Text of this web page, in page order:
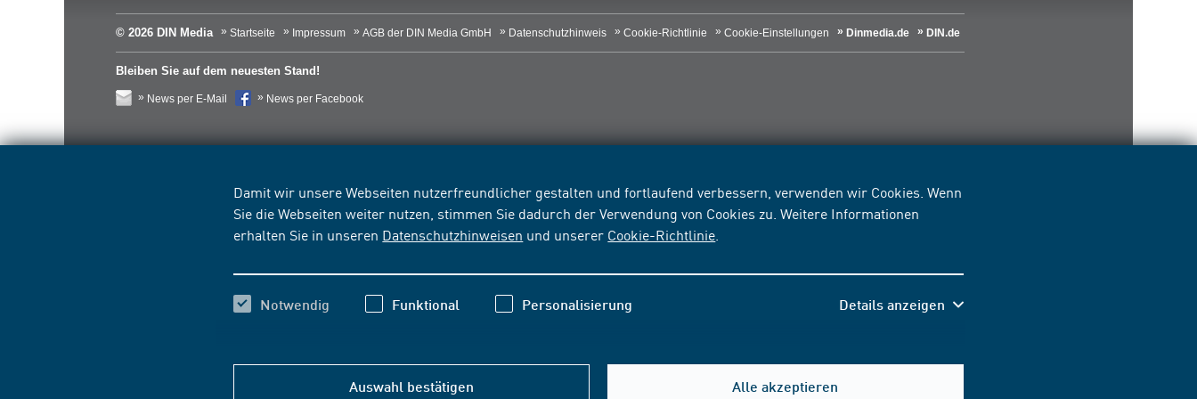
Damit wir unsere Webseiten nutzerfreundlicher gestalten und fortlaufend verbessern, verwenden wir Cookies. Wenn
Sie die Webseiten weiter nutzen, stimmen Sie dadurch der Verwendung von Cookies zu. Weitere Informationen
erhalten Sie in unseren Datenschutzhinweisen und unserer Cookie-Richtlinie
Notwendig Funktional Personalisierung Details anzeigen
Auswahl bestätigen Alle akzeptieren
© 2026 DIN Media Startseite Impressum AGB der DIN Media GmbH Datenschutzhinweis Cookie-Richtlinie Cookie-Einstellungen Dinmedia.de DIN.de
Bleiben Sie auf dem neuesten Stand!
News per E-Mail News per Facebook